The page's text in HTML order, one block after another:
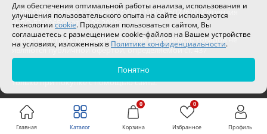
2026,ООО "Оптика "Оптима"ОГРН 1185275027630. Лицензия
№ЛО-52-006505 от 20.06.2019г.
Характеристики, описание, наличие и стоимость товаров не
являются публичной офертой, определяемой ст. 437
Гражданского кодекса РФ.
Цены на сайте могут отличаться от цен в салонах и действуют
только при покупке с помощью сайта.
Главная Каталог
0
Корзина
0
Избранное Профиль
Для обеспечения оптимальной работы анализа, использования и
улучшения пользовательского опыта на сайте используются
технологии cookie. Продолжая пользоваться сайтом, Вы
соглашаетесь с размещением cookie-файлов на Вашем устройстве
на условиях, изложенных в Политике конфиденциальности.
Понятно